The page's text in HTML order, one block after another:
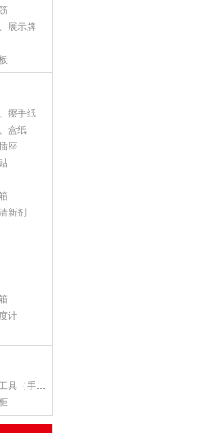
展示牌
擦手纸
盒纸
座
新剂
计
运载工具（手推车、平板车、梯子）